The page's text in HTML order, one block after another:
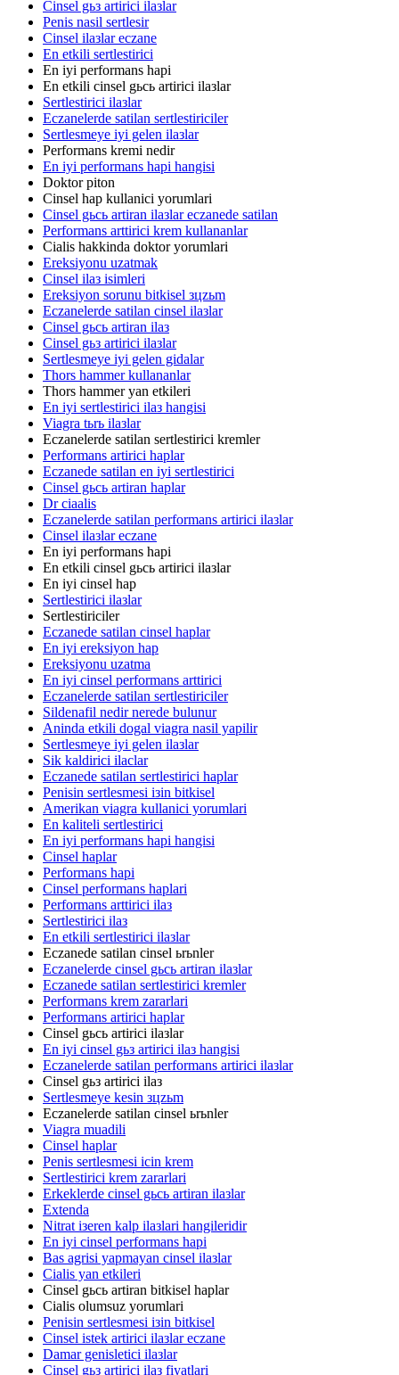
Cinsel gьз artirici ilaзlar
Penis nasil sertlesir
Cinsel ilaзlar eczane
En etkili sertlestirici
En iyi performans hapi
En etkili cinsel gьcь artirici ilaзlar
Sertlestirici ilaзlar
Eczanelerde satilan sertlestiriciler
Sertlesmeye iyi gelen ilaзlar
Performans kremi nedir
En iyi performans hapi hangisi
Doktor piton
Cinsel hap kullanici yorumlari
Cinsel gьcь artiran ilaзlar eczanede satilan
Performans arttirici krem kullananlar
Cialis hakkinda doktor yorumlari
Ereksiyonu uzatmak
Cinsel ilaз isimleri
Ereksiyon sorunu bitkisel зцzьm
Eczanelerde satilan cinsel ilaзlar
Cinsel gьcь artiran ilaз
Cinsel gьз artirici ilaзlar
Sertlesmeye iyi gelen gidalar
Thors hammer kullananlar
Thors hammer yan etkileri
En iyi sertlestirici ilaз hangisi
Viagra tьrь ilaзlar
Eczanelerde satilan sertlestirici kremler
Performans artirici haplar
Eczanede satilan en iyi sertlestirici
Cinsel gьcь artiran haplar
Dr ciaalis
Eczanelerde satilan performans artirici ilaзlar
Cinsel ilaзlar eczane
En iyi performans hapi
En etkili cinsel gьcь artirici ilaзlar
En iyi cinsel hap
Sertlestirici ilaзlar
Sertlestiriciler
Eczanede satilan cinsel haplar
En iyi ereksiyon hap
Ereksiyonu uzatma
En iyi cinsel performans arttirici
Eczanelerde satilan sertlestiriciler
Sildenafil nedir nerede bulunur
Aninda etkili dogal viagra nasil yapilir
Sertlesmeye iyi gelen ilaзlar
Sik kaldirici ilaclar
Eczanede satilan sertlestirici haplar
Penisin sertlesmesi iзin bitkisel
Amerikan viagra kullanici yorumlari
En kaliteli sertlestirici
En iyi performans hapi hangisi
Cinsel haplar
Performans hapi
Cinsel performans haplari
Performans arttirici ilaз
Sertlestirici ilaз
En etkili sertlestirici ilaзlar
Eczanede satilan cinsel ьrьnler
Eczanelerde cinsel gьcь artiran ilaзlar
Eczanede satilan sertlestirici kremler
Performans krem zararlari
Performans artirici haplar
Cinsel gьcь artirici ilaзlar
En iyi cinsel gьз artirici ilaз hangisi
Eczanelerde satilan performans artirici ilaзlar
Cinsel gьз artirici ilaз
Sertlesmeye kesin зцzьm
Eczanelerde satilan cinsel ьrьnler
Viagra muadili
Cinsel haplar
Penis sertlesmesi icin krem
Sertlestirici krem zararlari
Erkeklerde cinsel gьcь artiran ilaзlar
Extenda
Nitrat iзeren kalp ilaзlari hangileridir
En iyi cinsel performans hapi
Bas agrisi yapmayan cinsel ilaзlar
Cialis yan etkileri
Cinsel gьcь artiran bitkisel haplar
Cialis olumsuz yorumlari
Penisin sertlesmesi iзin bitkisel
Cinsel istek artirici ilaзlar eczane
Damar genisletici ilaзlar
Cinsel gьз artirici ilaз fiyatlari